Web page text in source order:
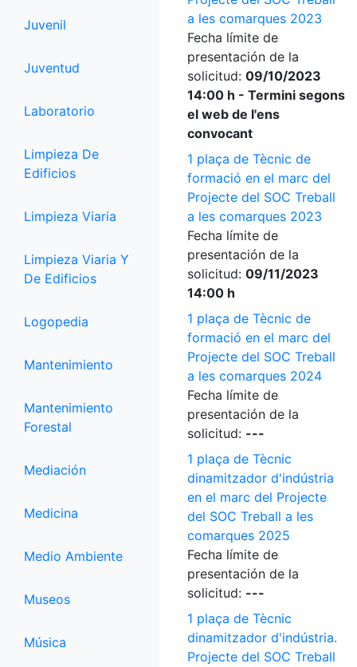
Juvenil
Juventud
Laboratorio
Limpieza De
Edificios
Limpieza Viaria
Limpieza Viaria Y
De Edificios
Logopedia
Mantenimiento
Mantenimiento
Forestal
Mediación
Medicina
Medio Ambiente
Museos
Música
a les comarques 2023
Fecha límite de
presentación de la
solicitud: 09/10/2023
14:00 h - Termini segons
el web de l'ens
convocant
1 plaça de Tècnic de
formació en el marc del
Projecte del SOC Treball
a les comarques 2023
Fecha límite de
presentación de la
solicitud: 09/11/2023
14:00 h
1 plaça de Tècnic de
formació en el marc del
Projecte del SOC Treball
a les comarques 2024
Fecha límite de
presentación de la
solicitud: ---
1 plaça de Tècnic
dinamitzador d'indústria
en el marc del Projecte
del SOC Treball a les
comarques 2025
Fecha límite de
presentación de la
solicitud: ---
1 plaça de Tècnic
dinamitzador d'indústria.
Projecte del SOC Treball